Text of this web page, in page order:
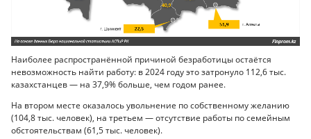
Наиболее распространённой причиной безработицы остаётся
невозможность найти работу: в 2024 году это затронуло 112,6 тыс.
казахстанцев — на 37,9% больше, чем годом ранее.
На втором месте оказалось увольнение по собственному желанию
(104,8 тыс. человек), на третьем — отсутствие работы по семейным
обстоятельствам (61,5 тыс. человек).